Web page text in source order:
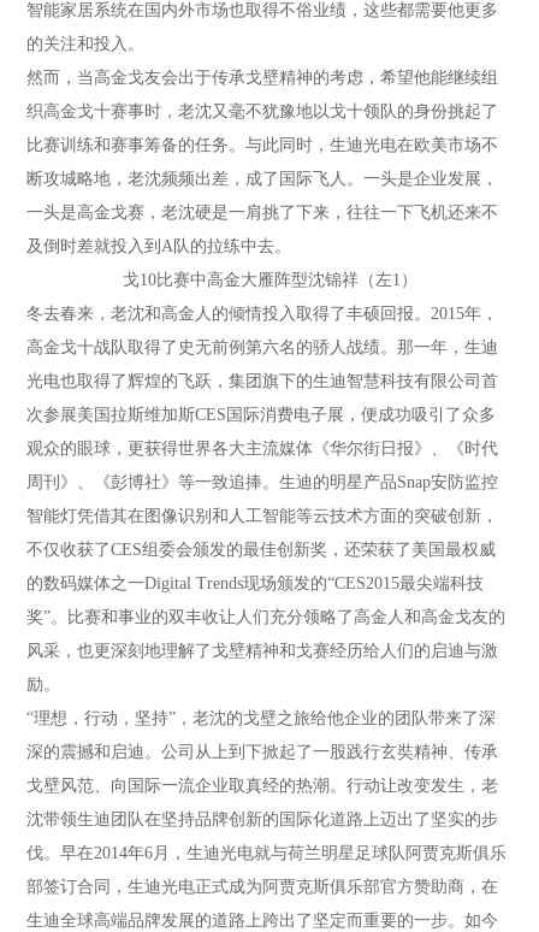
智能家居系统在国内外市场也取得不俗业绩，这些都需要他更多
的关注和投入。
然而，当高金戈友会出于传承戈壁精神的考虑，希望他能继续组
织高金戈十赛事时，老沈又毫不犹豫地以戈十领队的身份挑起了
比赛训练和赛事筹备的任务。与此同时，生迪光电在欧美市场不
断攻城略地，老沈频频出差，成了国际飞人。一头是企业发展，
一头是高金戈赛，老沈硬是一肩挑了下来，往往一下飞机还来不
及倒时差就投入到A队的拉练中去。
戈10比赛中高金大雁阵型沈锦祥（左1）
冬去春来，老沈和高金人的倾情投入取得了丰硕回报。2015年，
高金戈十战队取得了史无前例第六名的骄人战绩。那一年，生迪
光电也取得了辉煌的飞跃，集团旗下的生迪智慧科技有限公司首
次参展美国拉斯维加斯CES国际消费电子展，便成功吸引了众多
观众的眼球，更获得世界各大主流媒体《华尔街日报》、《时代
周刊》、《彭博社》等一致追捧。生迪的明星产品Snap安防监控
智能灯凭借其在图像识别和人工智能等云技术方面的突破创新，
不仅收获了CES组委会颁发的最佳创新奖，还荣获了美国最权威
的数码媒体之一Digital Trends现场颁发的“CES2015最尖端科技
奖”。比赛和事业的双丰收让人们充分领略了高金人和高金戈友的
风采，也更深刻地理解了戈壁精神和戈赛经历给人们的启迪与激
励。
“理想，行动，坚持”，老沈的戈壁之旅给他企业的团队带来了深
深的震撼和启迪。公司从上到下掀起了一股践行玄奘精神、传承
戈壁风范、向国际一流企业取真经的热潮。行动让改变发生，老
沈带领生迪团队在坚持品牌创新的国际化道路上迈出了坚实的步
伐。早在2014年6月，生迪光电就与荷兰明星足球队阿贾克斯俱乐
部签订合同，生迪光电正式成为阿贾克斯俱乐部官方赞助商，在
生迪全球高端品牌发展的道路上跨出了坚定而重要的一步。如今